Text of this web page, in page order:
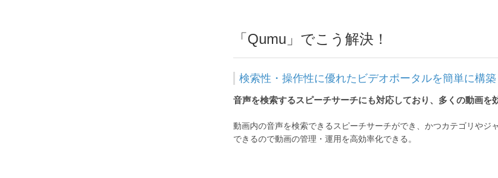
「Qumu」でこう解決！
検索性・操作性に優れたビデオポータルを簡単に構築
音声を検索するスピーチサーチにも対応しており、多くの動画を
動画内の音声を検索できるスピーチサーチができ、かつカテゴリやジ
できるので動画の管理・運用を高効率化できる。